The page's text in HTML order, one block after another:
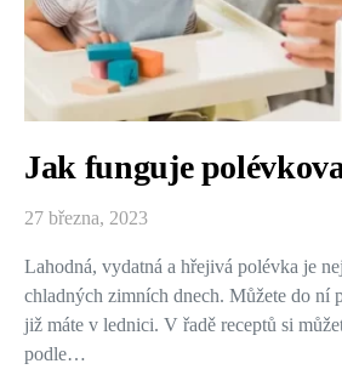
Jak funguje
27 března, 2023
Lahodná, vydatná a hřejivá polévka je
chladných zimních dnech. Můžete do ní
již máte v lednici. V řadě receptů si
podle…